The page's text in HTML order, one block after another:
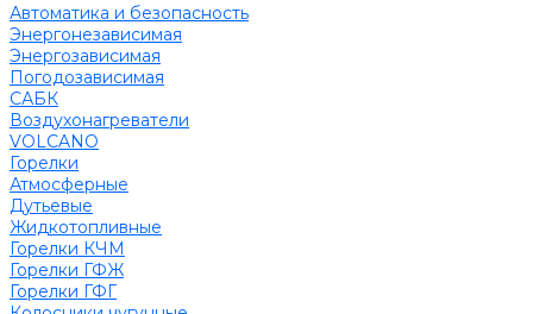
Автоматика и безопасность
Энергонезависимая
Энергозависимая
Погодозависимая
САБК
Воздухонагреватели
VOLCANO
Горелки
Атмосферные
Дутьевые
Жидкотопливные
Горелки КЧМ
Горелки ГФЖ
Горелки ГФГ